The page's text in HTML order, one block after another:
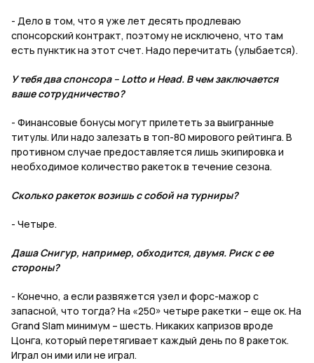
- Дело в том, что я уже лет десять продлеваю
спонсорский контракт, поэтому не исключено, что там
есть пунктик на этот счет. Надо перечитать (улыбается).
У тебя два спонсора – Lotto и Head. В чем заключается
ваше сотрудничество?
- Финансовые бонусы могут прилететь за выигранные
титулы. Или надо залезать в топ-80 мирового рейтинга. В
противном случае предоставляется лишь экипировка и
необходимое количество ракеток в течение сезона.
Сколько ракеток возишь с собой на турниры?
- Четыре.
Даша Снигур, например, обходится, двумя. Риск с ее
стороны?
- Конечно, а если развяжется узел и форс-мажор с
запасной, что тогда? На «250» четыре ракетки – еще ок. На
Grand Slam минимум – шесть. Никаких капризов вроде
Цонга, который перетягивает каждый день по 8 ракеток.
Играл он ими или не играл.